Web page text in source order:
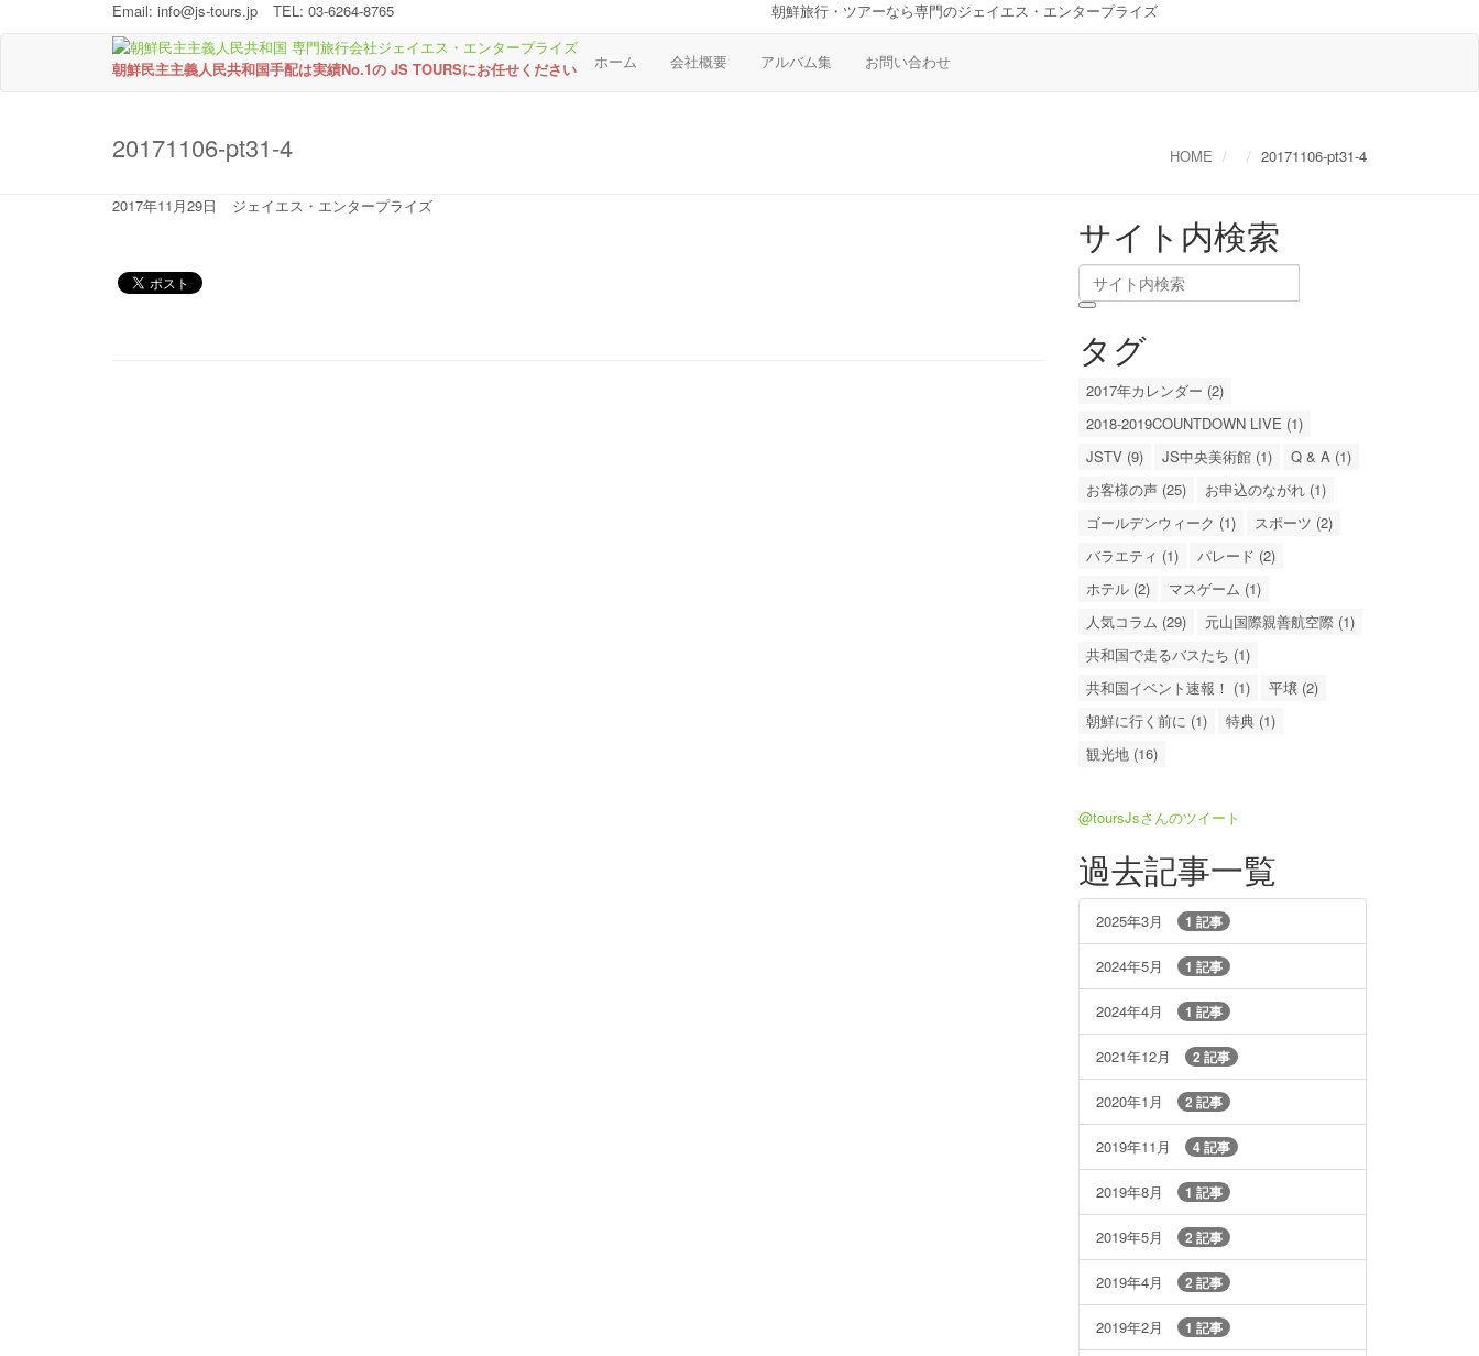
Email: info@js-tours.jp TEL: 03-6264-8765 朝鮮旅行・ツアーなら専門のジェイエス・エンタープライズ
朝鮮民主主義人民共和国手配は実績No.1の JS TOURSにお任せください ホーム 会社概要 アルバム集 お問い合わせ
20171106-pt31-4 HOME 20171106-pt31-4
2017年11月29日 ジェイエス・エンタープライズ
サイト内検索
タグ
2017年カレンダー (2)
2018-2019COUNTDOWN LIVE (1)
JSTV (9)
JS中央美術館 (1)
Q & A (1)
お客様の声 (25)
お申込のながれ (1)
ゴールデンウィーク (1)
スポーツ (2)
バラエティ (1)
パレード (2)
ホテル (2)
マスゲーム (1)
人気コラム (29)
元山国際親善航空際 (1)
共和国で走るバスたち (1)
共和国イベント速報！ (1)
平壌 (2)
朝鮮に行く前に (1)
特典 (1)
観光地 (16)
@toursJsさんのツイート
過去記事一覧
2025年3月 1 記事
2024年5月 1 記事
2024年4月 1 記事
2021年12月 2 記事
2020年1月 2 記事
2019年11月 4 記事
2019年8月 1 記事
2019年5月 2 記事
2019年4月 2 記事
2019年2月 1 記事